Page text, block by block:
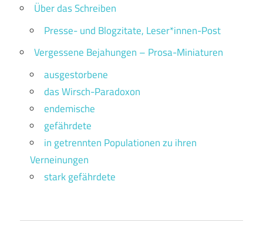
Über das Schreiben
Presse- und Blogzitate, Leser*innen-Post
Vergessene Bejahungen – Prosa-Miniaturen
ausgestorbene
das Wirsch-Paradoxon
endemische
gefährdete
in getrennten Populationen zu ihren
Verneinungen
stark gefährdete